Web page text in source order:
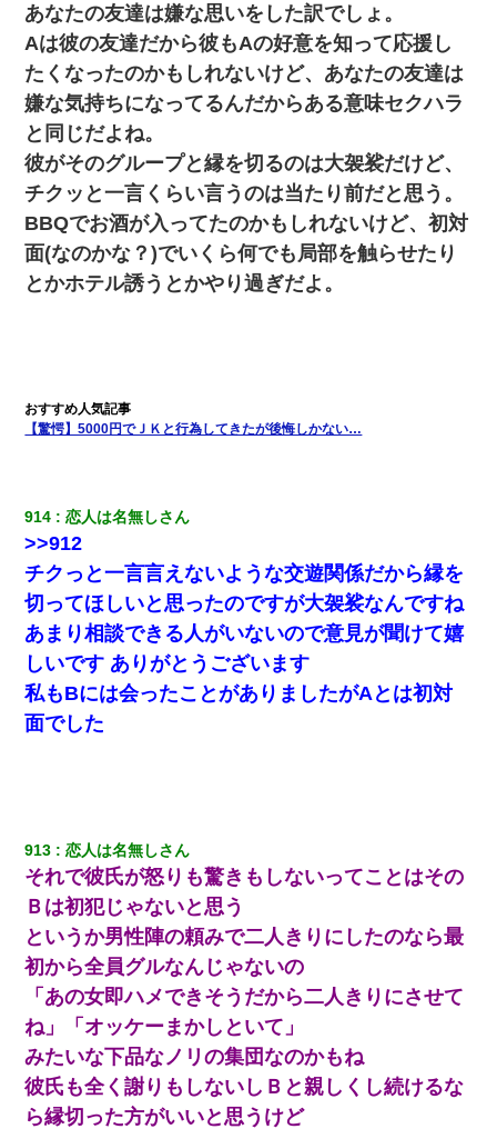
【修羅場】彼女親「カスな家柄のヤツなんかと家族になるのはご
めんだ」俺「じゃあ別れます…」→ 彼女「なんで言い返してくれ
なかったの？（泣」
妊娠中に「おいこのブタ女！てめー席譲れ！」と絡まれ腹を殴る
真似された。泣きながら夫に話すと一年後に…
【考察】兄嫁急死の1年後、兄が引越すというので手伝いに行った
ら下着が入った引き出しの奥にとんでもないモノを見つけた
俺「初対面でなに言ったか覚えてる？」嫁「臭いんだよ！キモオ
タ？だっけ？」俺「だいたい合ってる。で、なんで告白してきた
私「まとめ買いして冷凍ストックしてる」Ａ「ずるい！クレク
中途採用のAが部長から呼び出された。Aはヘラヘラと部屋に入っ
ていき、1時間後に号泣しながら出てきて…
見合いにて。嫁「はじめまして」俺「失礼ですが○○さんご本人で
すか？」
【報告者がキチ】嫁「妊娠した」俺『それじゃあ皆に祝ってもら
おう』友人達を家に連れ帰ってホームパーティー→俺『皆に祝え
てもらえて良かったな！』→
兄の新しい嫁がやらかしすぎて辛い。当たり前のように実家や姪
の幼稚園に来る
居酒屋にて。兄の紹介者「お酒飲みなって」私「未成年なので無
理です！」酷すぎるワードの連発で、耐えきれず店員に5千円を渡
し「お勘定です。逃がして下さい」その後、録音内容を父に聞か
せたら...
旦那の元カノをSNSで探して写真を保存して顔面評価スレで写真
を晒してた。ほとんどがブスという評価の中で二人ほど意外に好
評価で苦々しく思った
あなたの友達は嫌な思いをした訳でしょ。
Aは彼の友達だから彼もAの好意を知って応援し
たくなったのかもしれないけど、あなたの友達は
嫌な気持ちになってるんだからある意味セクハラ
と同じだよね。
彼がそのグループと縁を切るのは大袈裟だけど、
チクッと一言くらい言うのは当たり前だと思う。
BBQでお酒が入ってたのかもしれないけど、初対
面(なのかな？)でいくら何でも局部を触らせたり
とかホテル誘うとかやり過ぎだよ。
【驚愕】5000円でＪＫと行為してきたが後悔しかない…
914 恋人は名無しさん
>>912
チクっと一言言えないような交遊関係だから縁を
切ってほしいと思ったのですが大袈裟なんですね
あまり相談できる人がいないので意見が聞けて嬉
しいです ありがとうございます
私もBには会ったことがありましたがAとは初対
面でした
913 恋人は名無しさん
それで彼氏が怒りも驚きもしないってことはその
Ｂは初犯じゃないと思う
というか男性陣の頼みで二人きりにしたのなら最
初から全員グルなんじゃないの
「あの女即ハメできそうだから二人きりにさせて
ね」「オッケーまかしといて」
みたいな下品なノリの集団なのかもね
彼氏も全く謝りもしないしＢと親しくし続けるな
ら縁切った方がいいと思うけど